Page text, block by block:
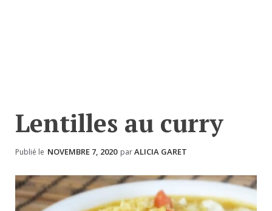
Lentilles au curry
Publié le NOVEMBRE 7, 2020 parALICIA GARET